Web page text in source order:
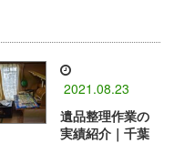
2021.08.23
遺品整理作業の
実績紹介｜千葉